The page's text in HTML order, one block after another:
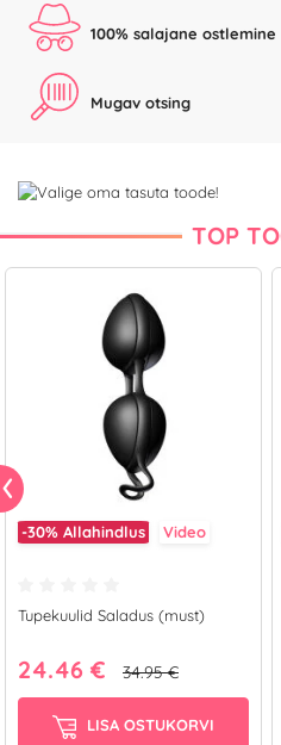
100% salajane ostlemine
Mugav otsing
TOP
-30% Allahindlus Video
Tupekuulid Saladus (must)
24.46 € 34.95 €
LISA OSTUKORVI